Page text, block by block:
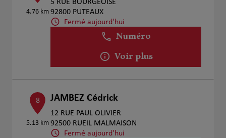
4.76 km
5 RUE BOURGEOISE
92800 PUTEAUX
Fermé aujourd'hui
Numéro
Voir plus
8
5.13 km
JAMBEZ Cédrick
12 RUE PAUL OLIVIER
92500 RUEIL MALMAISON
Fermé aujourd'hui